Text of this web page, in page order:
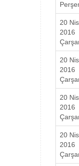
20
2016
20
2016
20
2016
20
2016